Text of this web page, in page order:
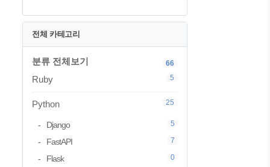
전체 카테고리
분류 전체보기 66
Ruby 5
Python 25
Django 5
FastAPI 7
Flask 0